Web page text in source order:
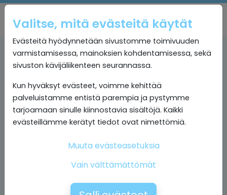
Valitse, mitä evästeitä käytät
Evästeitä hyödynnetään sivustomme toimivuuden
varmistamisessa, mainoksien kohdentamisessa, sekä
sivuston kävijäliikenteen seurannassa.
Kun hyväksyt evästeet, voimme kehittää
palveluistamme entistä parempia ja pystymme
tarjoamaan sinulle kiinnostavia sisältöjä. Kaikki
evästeillämme kerätyt tiedot ovat nimettömiä.
Muuta evästeasetuksia
Vain välttämättömät